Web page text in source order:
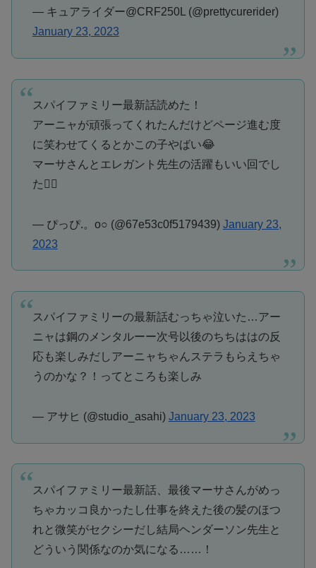
— キュアライダー@CRF250L (@prettycurerider)
January 23, 2023
スパイファミリー最新話読めた！
アーニャが頑張ってくれたんだけどページ進む度
に笑わせてくるとかこの子やばい😂
マーサさんとエレガント先生の活躍もいい回でし
た🕵️‍♂️
— ぴっぴ.。o○ (@67e53c0f5179439) January 23,
2023
スパイファミリーの最新話むっちゃ泣いた…アー
ニャは鋼のメンタルーー次号以後のちちははの反
応も楽しみだしアーニャちゃんステラもらえちゃ
うのかな？！ってところも楽しみ
— アサヒ (@studio_asahi) January 23, 2023
スパイファミリー最新話、最後マーサさんがめっ
ちゃカッコ良かったし仕事を終えた後の髪のほつ
れと微笑がセクシーだし結局ヘンダーソン先生と
どういう関係なのか気になる……！